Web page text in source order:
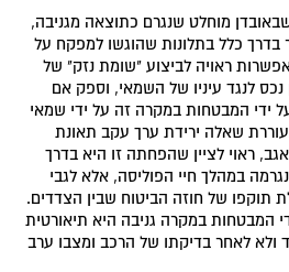
שבאובדן מוחלט שנגרם כתוצאה מגניבה,
כלל בתלונות שהוגשו למפקח על
ראויה לביצוע "שומת נזק" של
לנגד עיניו של השמאי, וספק אם
ידי המבטחות במקרה זה על ידי שמאי
שאלה ירידת ערך עקב תאונת
ראוי לציין שהפחתה זו היא בדרך
במהלך חיי הפוליסה, אלא לגבי
תוקפו של חוזה הביטוח שבין הצדדים.
המבטחות במקרה גניבה היא תיאורטית
ולא לאחר בדיקתו של הרכב ומצבו ערב